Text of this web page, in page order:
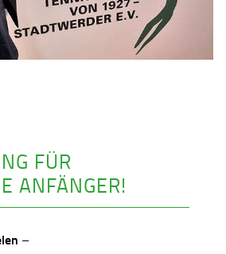
FÜR
ANFÄNGER!
–